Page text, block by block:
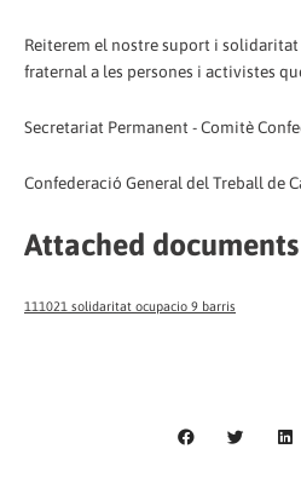
Reiterem el nostre suport i
fraternal a les persones i activistes
Secretariat Permanent - Comitè
Confederació General del Treball de
Attached documents
111021 solidaritat ocupacio 9 barris